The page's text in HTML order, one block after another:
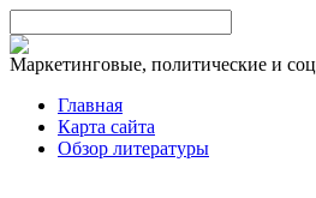
Маркетинговые, политические и
Главная
Карта сайта
Обзор литературы